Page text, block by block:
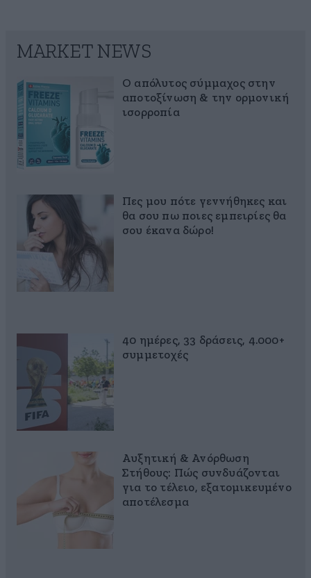
MARKET NEWS
Ο απόλυτος σύμμαχος στην
αποτοξίνωση & την ορμονική
ισορροπία
Πες μου πότε γεννήθηκες και
θα σου πω ποιες εμπειρίες θα
σου έκανα δώρο!
40 ημέρες, 33 δράσεις, 4.000+
συμμετοχές
Αυξητική & Ανόρθωση
Στήθους: Πώς συνδυάζονται
για το τέλειο, εξατομικευμένο
αποτέλεσμα